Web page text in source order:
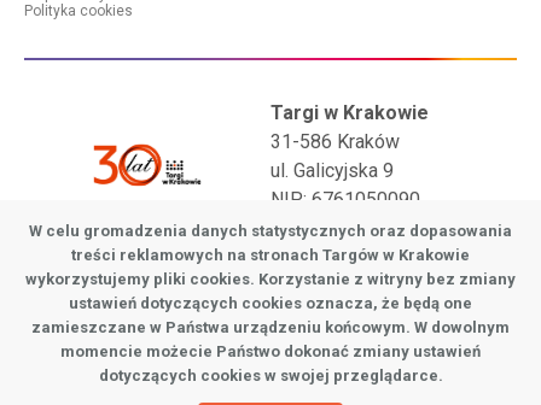
Polityka cookies
Targi w Krakowie
31-586 Kraków
ul. Galicyjska 9
NIP: 6761050090
tel.: +48 12 644 59 32
tel.: +48 12 644 81 65
e-mail:biuro@targi.krakow.pl
Zgłoszenia naruszeń prawa:sygnalista@targi.krakow.pl
Zobacz nasze social media:
W celu gromadzenia danych statystycznych oraz dopasowania
treści reklamowych na stronach Targów w Krakowie
wykorzystujemy pliki cookies. Korzystanie z witryny bez zmiany
ustawień dotyczących cookies oznacza, że będą one
zamieszczane w Państwa urządzeniu końcowym. W dowolnym
momencie możecie Państwo dokonać zmiany ustawień
dotyczących cookies w swojej przeglądarce.